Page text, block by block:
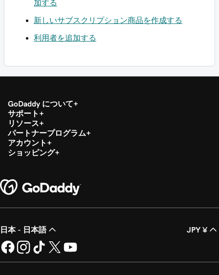
加する
新しいサブスクリプション商品を作成する
利用者を追加する
GoDaddy について
サポート
リソース
パートナープログラム
アカウント
ショッピング
日本 - 日本語 JPY ¥